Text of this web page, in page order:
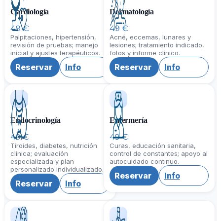
Cardiología
49 €
Palpitaciones, hipertensión,
revisión de pruebas; manejo
inicial y ajustes terapéuticos.
Reservar Info
Dermatología
49 €
Acné, eccemas, lunares y
lesiones; tratamiento indicado,
fotos y informe clínico.
Reservar Info
Endocrinología
49 €
Tiroides, diabetes, nutrición
clínica; evaluación
especializada y plan
personalizado individualizado.
Reservar Info
Enfermería
49 €
Curas, educación sanitaria,
control de constantes; apoyo al
autocuidado continuo.
Reservar Info